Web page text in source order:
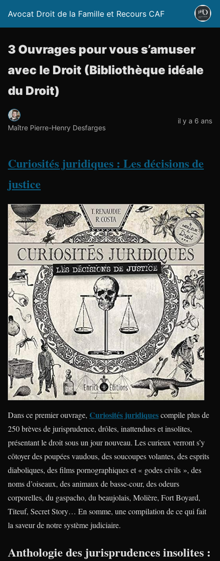
Avocat Droit de la Famille et Recours CAF
3 Ouvrages pour vous s’amuser
avec le Droit (Bibliothèque idéale
du Droit)
Maître Pierre-Henry Desfarges
il y a 6 ans
Curiosités juridiques : Les décisions de
justice
Dans ce premier ouvrage, Curiosités juridiquescompile plus de
250 brèves de jurisprudence, drôles, inattendues et insolites,
présentant le droit sous un jour nouveau. Les curieux verront s’y
côtoyer des poupées vaudous, des soucoupes volantes, des esprits
diaboliques, des films pornographiques et « godes civils », des
noms d’oiseaux, des animaux de basse-cour, des odeurs
corporelles, du gaspacho, du beaujolais, Molière, Fort Boyard,
Titeuf, Secret Story… En somme, une compilation de ce qui fait
la saveur de notre système judiciaire.
Anthologie des jurisprudences insolites :